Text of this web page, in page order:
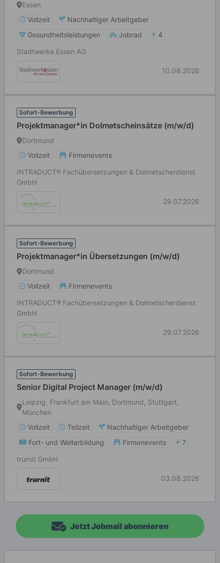
Essen
Vollzeit
Nachhaltiger Arbeitgeber
Gesundheitsleistungen
Jobrad
4
Stadtwerke Essen AG
10.08.2026
Sofort-Bewerbung
Projektmanager*in Dolmetscheinsätze (m/w/d)
Dortmund
Vollzeit
Firmenevents
INTRADUCT® Fachübersetzungen & Dolmetscherdienst
GmbH
29.07.2026
Sofort-Bewerbung
Projektmanager*in Übersetzungen (m/w/d)
Dortmund
Vollzeit
Firmenevents
INTRADUCT® Fachübersetzungen & Dolmetscherdienst
GmbH
29.07.2026
Sofort-Bewerbung
Senior Digital Project Manager (m/w/d)
Leipzig, Frankfurt am Main, Dortmund, Stuttgart,
München
Vollzeit
Teilzeit
Nachhaltiger Arbeitgeber
Fort- und Weiterbildung
Firmenevents
7
trurnit GmbH
03.08.2026
Jetzt Jobmail abonnieren